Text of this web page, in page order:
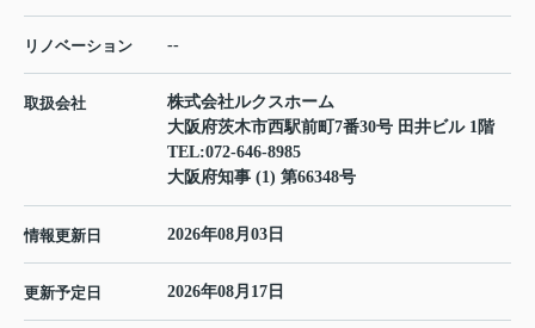
リノベーション --
取扱会社
株式会社ルクスホーム
大阪府茨木市西駅前町7番30号 田井ビル 1階
TEL:072-646-8985
大阪府知事 (1) 第66348号
情報更新日 2026年08月03日
更新予定日 2026年08月17日